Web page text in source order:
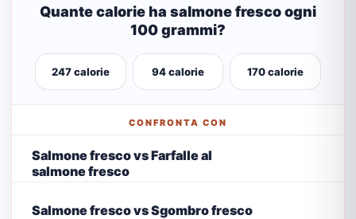
Quante calorie ha salmone fresco ogni
100 grammi?
247 calorie 94 calorie 170 calorie
CONFRONTA CON
Salmone fresco vs Farfalle al
salmone fresco
Salmone fresco vs Sgombro fresco